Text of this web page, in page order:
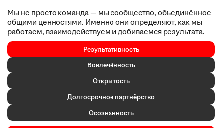
Мы не просто команда — мы сообщество, объединённое
общими ценностями. Именно они определяют, как мы
работаем, взаимодействуем и добиваемся результата.
Результативность
Вовлечённость
Открытость
Долгосрочное партнёрство
Осознанность